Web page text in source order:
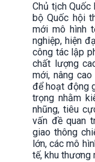
Chủ tịch Quốc
bộ Quốc hội
mới mô hình
nghiệp, hiện
công tác lập
chất lượng
mới, nâng
để hoạt động
trọng nhằm
nhũng, tiêu
vấn đề quan
giao thông
lớn, các mô
tế, khu thương